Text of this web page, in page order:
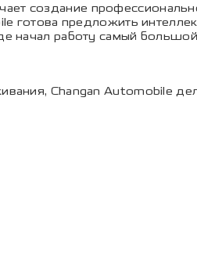
создание
готова предложить
работу самый
Changan Automobile